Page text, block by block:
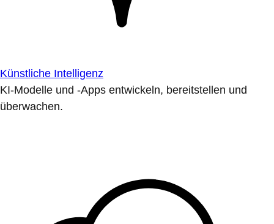
Künstliche Intelligenz
KI-Modelle und -Apps entwickeln, bereitstellen und
überwachen.